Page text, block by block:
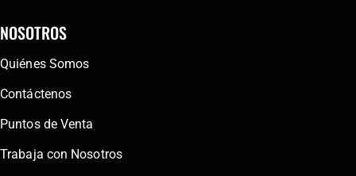
NOSOTROS
Quiénes Somos
Contáctenos
Puntos de Venta
Trabaja con Nosotros